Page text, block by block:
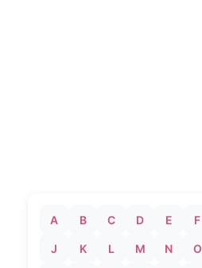
A B C D E F
J K L M N O